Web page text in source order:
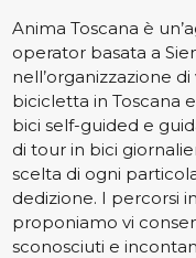
Anima Toscana è
operator basata a
nell’organizzazione
bicicletta in Toscana
bici self-guided e
di tour in bici
scelta di ogni
dedizione. I percorsi
proponiamo vi
sconosciuti e